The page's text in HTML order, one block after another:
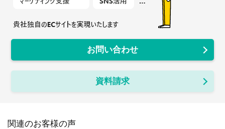
お問い合わせ
資料請求
関連のお客様の声